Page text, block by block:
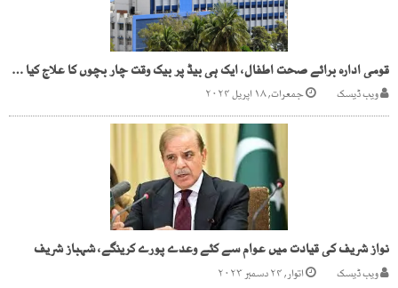
قومی ادارہ برائے صحت اطفال، ایک ہی بیڈ پر بیک وقت چار بچوں کا علاج کیا جانے لگا
ویب ڈیسک جمعرات, ۱۸ اپریل ۲۰۲۴
نواز شریف کی قیادت میں عوام سے کئے وعدے پورے کرینگے، شہباز شریف
ویب ڈیسک اتوار, ۲۴ دسمبر ۲۰۲۳